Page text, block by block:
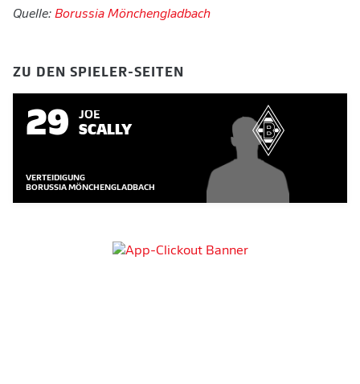
Quelle: Borussia Mönchengladbach
ZU DEN SPIELER-SEITEN
29 JOE
SCALLY
VERTEIDIGUNG
BORUSSIA MÖNCHENGLADBACH